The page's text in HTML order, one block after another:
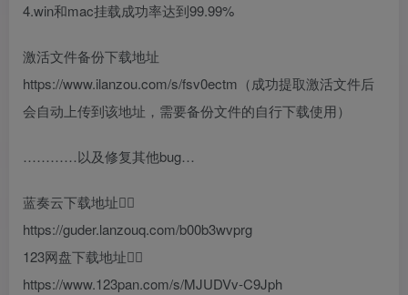
4.win和mac挂载成功率达到99.99%
激活文件备份下载地址
https://www.ilanzou.com/s/fsv0ectm（成功提取激活文件后
会自动上传到该地址，需要备份文件的自行下载使用）
…………以及修复其他bug…
蓝奏云下载地址👇🏻
https://guder.lanzouq.com/b00b3wvprg
123网盘下载地址👇🏻
https://www.123pan.com/s/MJUDVv-C9Jph